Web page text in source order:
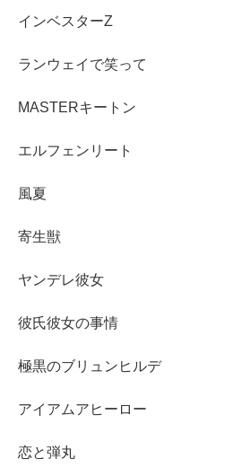
インベスターZ
ランウェイで笑って
MASTERキートン
エルフェンリート
風夏
寄生獣
ヤンデレ彼女
彼氏彼女の事情
極黒のブリュンヒルデ
アイアムアヒーロー
恋と弾丸